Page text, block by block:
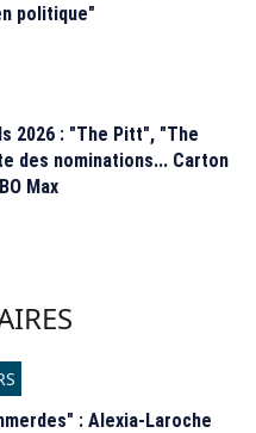
politique"
2026 : "The Pitt", "The
des nominations... Carton
Max
: Alexia-Laroche